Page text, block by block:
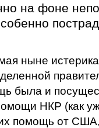
на фоне
ныне
была и
НКР (как
помощь от